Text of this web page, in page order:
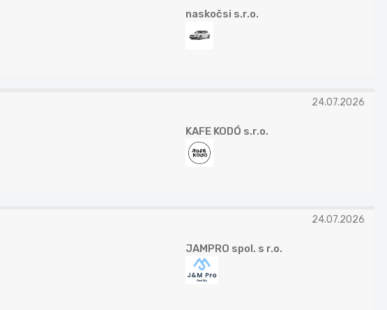
naskočsi s.r.o.
24.07.2026
KAFE KODÓ s.r.o.
24.07.2026
JAMPRO spol. s r.o.